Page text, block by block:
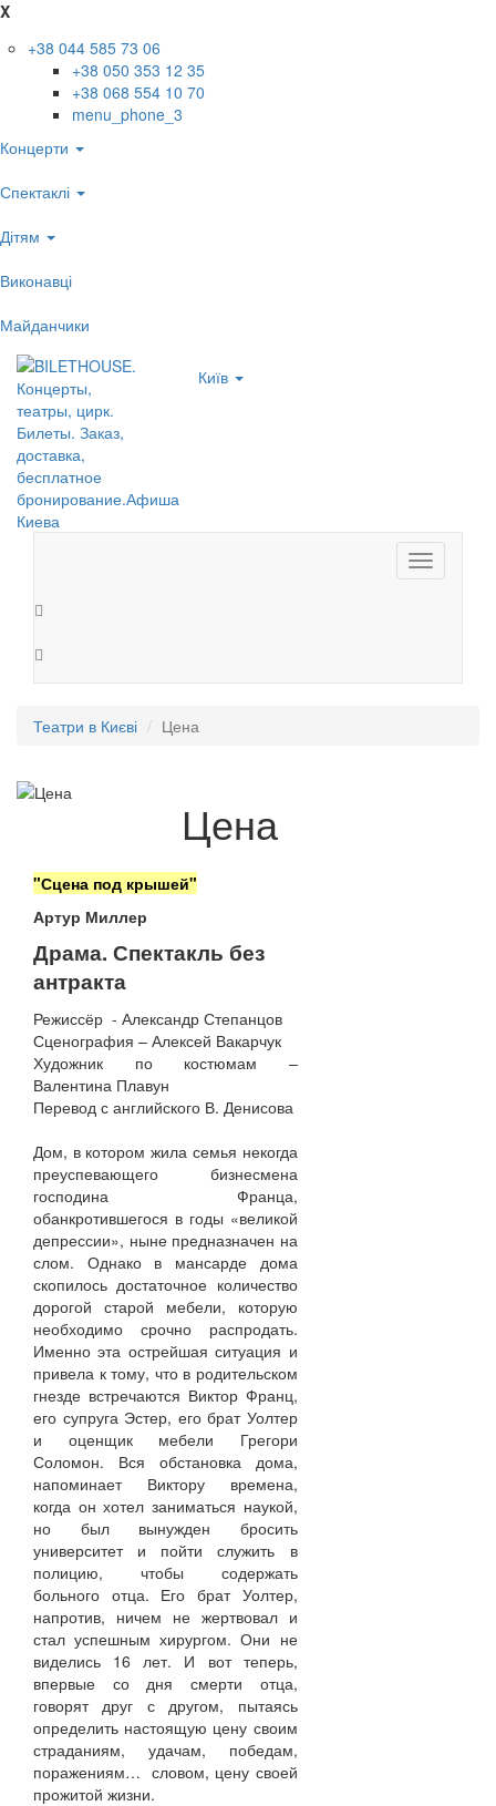
X
+38 044 585 73 06
+38 050 353 12 35
+38 068 554 10 70
menu_phone_3
Концерти
Спектаклі
Дітям
Виконавці
Майданчики
Київ
Toggle
navigation
Театри в Києві Цена
Цена
"Сцена под крышей"
Артур Миллер
Драма. Спектакль без
антракта
Режиссёр - Александр Степанцов
Сценография – Алексей Вакарчук
Художник по костюмам –
Валентина Плавун
Перевод с английского В. Денисова
Дом, в котором жила семья некогда
преуспевающего бизнесмена
господина Франца,
обанкротившегося в годы «великой
депрессии», ныне предназначен на
слом. Однако в мансарде дома
скопилось достаточное количество
дорогой старой мебели, которую
необходимо срочно распродать.
Именно эта острейшая ситуация и
привела к тому, что в родительском
гнезде встречаются Виктор Франц,
его супруга Эстер, его брат Уолтер
и оценщик мебели Грегори
Соломон. Вся обстановка дома,
напоминает Виктору времена,
когда он хотел заниматься наукой,
но был вынужден бросить
университет и пойти служить в
полицию, чтобы содержать
больного отца. Его брат Уолтер,
напротив, ничем не жертвовал и
стал успешным хирургом. Они не
виделись 16 лет. И вот теперь,
впервые со дня смерти отца,
говорят друг с другом, пытаясь
определить настоящую цену своим
страданиям, удачам, победам,
поражениям… словом, цену своей
прожитой жизни.